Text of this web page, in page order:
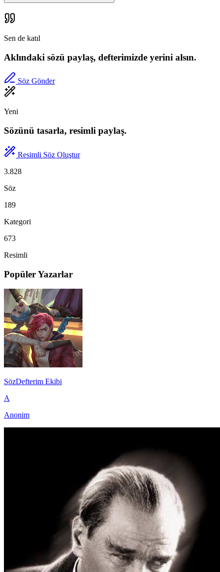
Sen de katıl
Aklındaki sözü paylaş, defterimizde yerini alsın.
Söz Gönder
Yeni
Sözünü tasarla, resimli paylaş.
Resimli Söz Oluştur
3.828
Söz
189
Kategori
673
Resimli
Popüler Yazarlar
SözDefterim Ekibi
A
Anonim